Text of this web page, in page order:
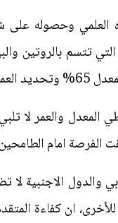
وحصوله على
التي تتسم
المعدل والعمر لا
الفرصة امام
الاجنبية لا
ان كفاءة